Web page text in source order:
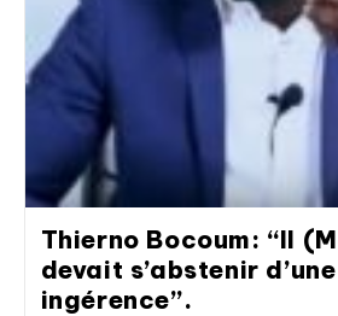
Thierno Bocoum: “Il
devait s’abstenir
ingérence”.